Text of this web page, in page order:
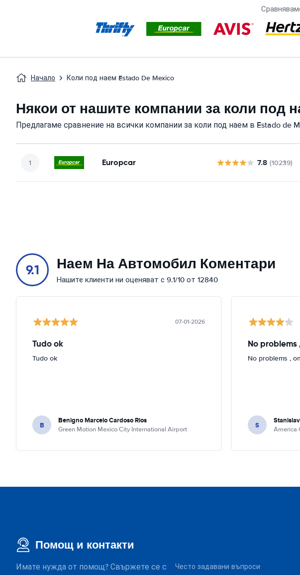
Начало Коли под наем Estado De Mexico
Някои от нашите компании за коли под
Предлагаме сравнение на всички компании за коли под наем в Estado de
Europcar 7.8 (10239)
9.1 Наем На Автомобил Коментари
Нашите клиенти ни оценяват с 9.1/10 от 12840
07-01-2026
Tudo ok
Tudo ok
B Benigno Marcelo Cardoso Rios
Green Motion Mexico City International Airport
No problems
No problems ,
S America
Помощ и контакти
Имате нужда от помощ? Свържете се с
Често задавани въпроси